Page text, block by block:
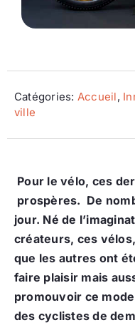
Catégories: Accueil,
ville
Pour le vélo, ces
prospères. De
jour. Né de
créateurs, ces
que les autres ont
faire plaisir mais
promouvoir ce
des cyclistes de